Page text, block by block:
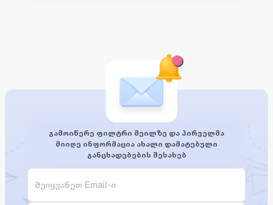
გამოიწერე ფილტრი მეილზე და პირველმა
მიიღე ინფორმაცია ახალი დამატებული
განცხადებების შესახებ